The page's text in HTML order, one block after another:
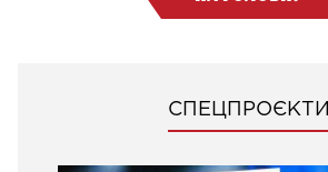
СПЕЦПРОЄКТИ